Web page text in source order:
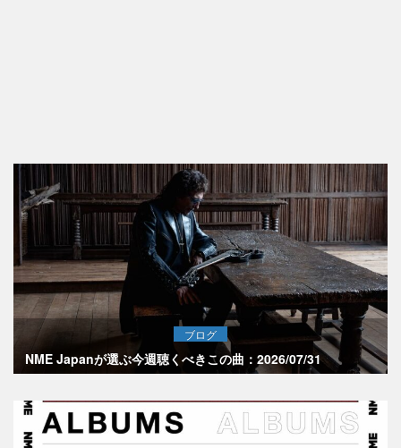
ブログ
NME Japanが選ぶ今週聴くべきこの曲：2026/07/31